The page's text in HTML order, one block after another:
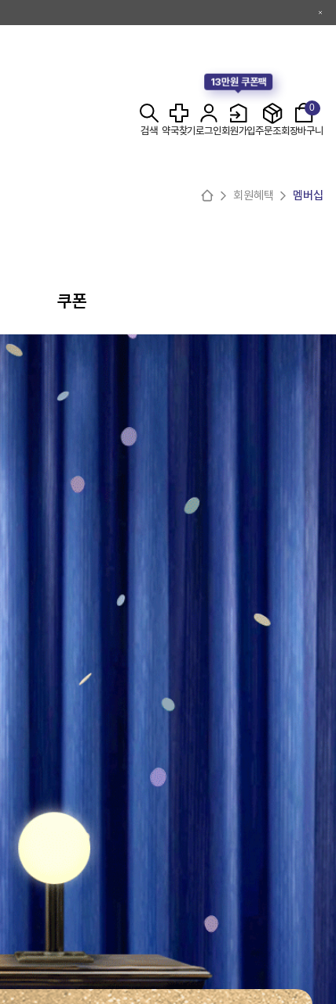
검색 약국찾기로그인
13만원 쿠폰팩
회원가입주문조회
0
장바구니
회원혜택 멤버십
쿠폰